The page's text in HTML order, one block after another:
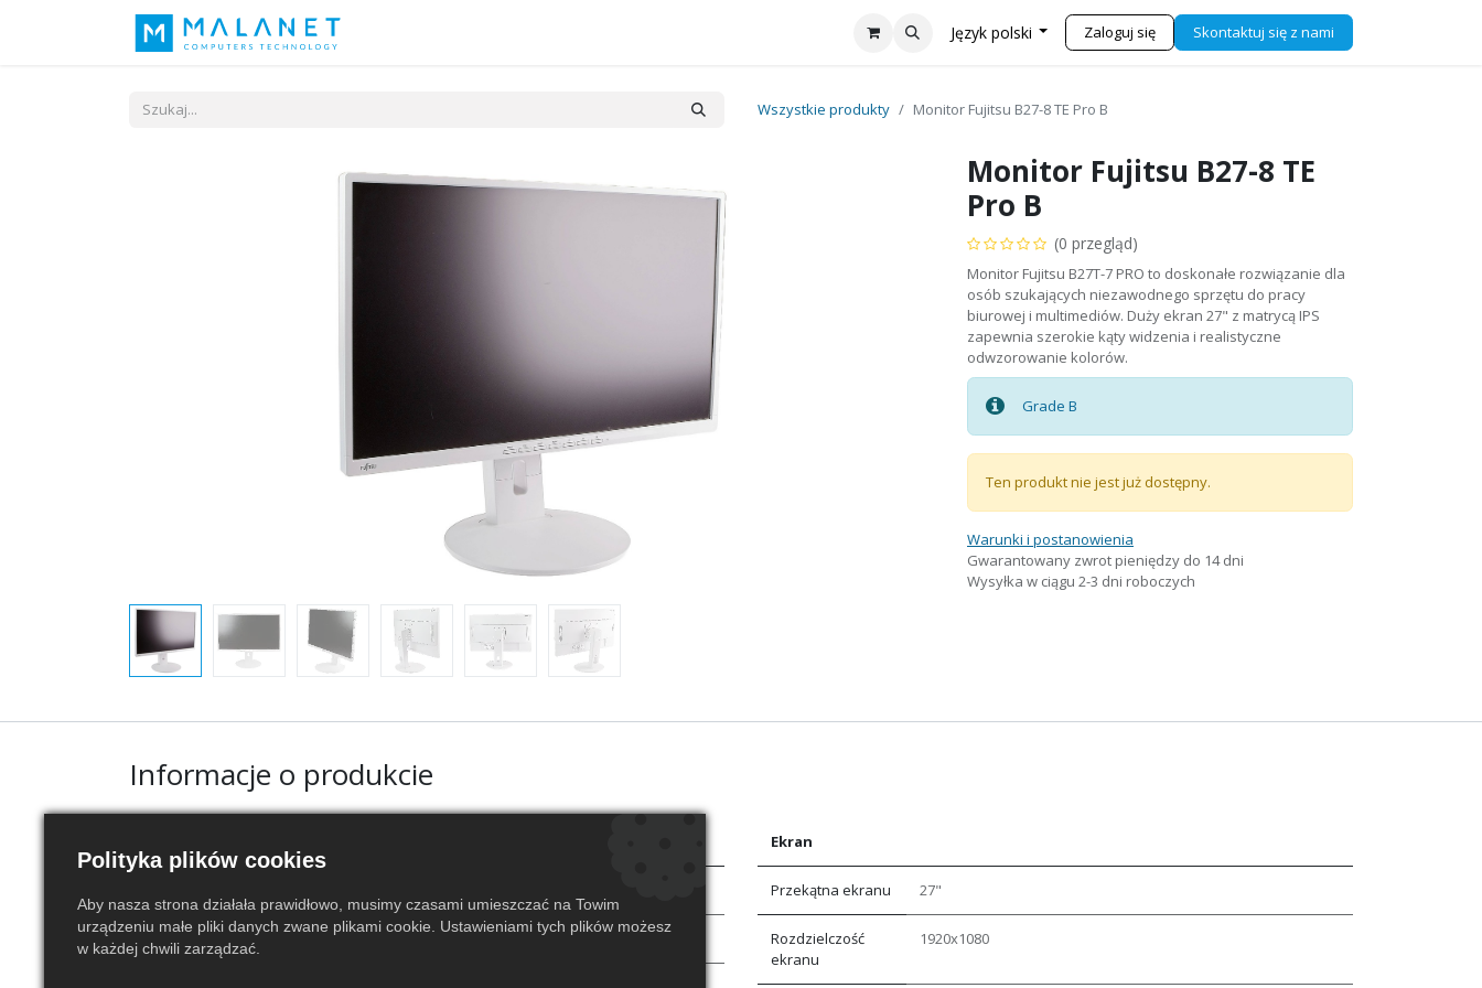
Aktualności Skontaktuj się z nami Sklep
Język polski Zaloguj się Skontaktuj się z nami
Wszystkie produkty Monitor Fujitsu B27-8 TE Pro B
Monitor Fujitsu B27-8 TE
Pro B
(0 przegląd)
Monitor Fujitsu B27T-7 PRO to doskonałe rozwiązanie dla
osób szukających niezawodnego sprzętu do pracy
biurowej i multimediów. Duży ekran 27" z matrycą IPS
zapewnia szerokie kąty widzenia i realistyczne
odwzorowanie kolorów.
Grade B
Ten produkt nie jest już dostępny.
Warunki i postanowienia
Gwarantowany zwrot pieniędzy do 14 dni
Wysyłka w ciągu 2-3 dni roboczych
Informacje o produkcie
Producent Fujitsu
Ekran
Przekątna ekranu 27"
Rozdzielczość
ekranu
1920x1080
Polityka plików cookies
Aby nasza strona działała prawidłowo, musimy czasami umieszczać na Towim
urządzeniu małe pliki danych zwane plikami cookie. Ustawieniami tych plików możesz
w każdej chwili zarządzać.